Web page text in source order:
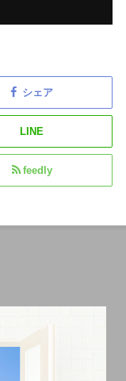
シェア
LINE
feedly